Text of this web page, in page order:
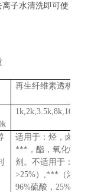
子水清洗即可使
再生纤维素透析袋
适用于：烃，卤代
***，酯，氧化物，
剂。不适用于：盐
>25% ） ,***（浓度
96%硫酸，25%